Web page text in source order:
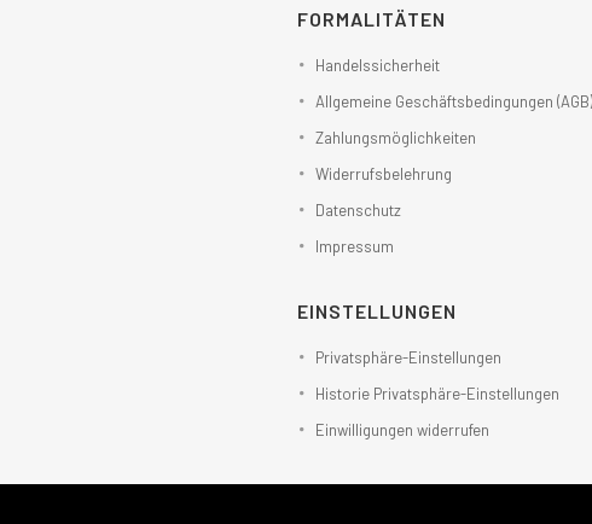
FORMALITÄTEN
Handelssicherheit
Allgemeine Geschäftsbedingungen (AGB)
Zahlungsmöglichkeiten
Widerrufsbelehrung
Datenschutz
Impressum
EINSTELLUNGEN
Privatsphäre-Einstellungen
Historie Privatsphäre-Einstellungen
Einwilligungen widerrufen